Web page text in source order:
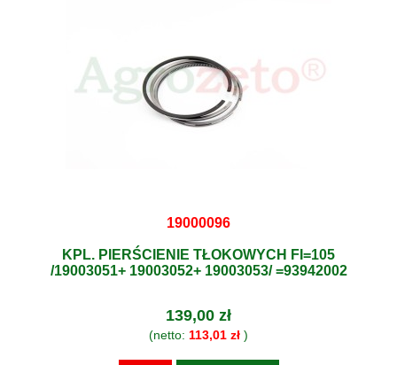
19000096
KPL. PIERŚCIENIE TŁOKOWYCH FI=105
/19003051+ 19003052+ 19003053/ =93942002
139,00 zł
(netto: 113,01 zł )